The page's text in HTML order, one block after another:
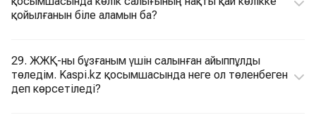
қойылғанын біле аламын ба?
29. ЖЖҚ-ны бұзғаным үшін салынған айыппұлды
төледім. Kaspi.kz қосымшасында неге ол төленбеген
деп көрсетіледі?